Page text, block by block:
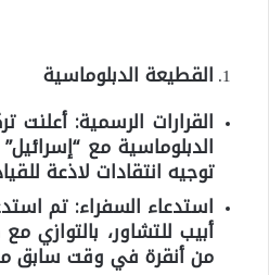
القطيعة الدبلوماسية
القرارات الرسمية: أعلنت
توجيه انتقادات لاذعة
استدعاء السفراء: تم
أبيب للتشاور، بالتوازي
من أنقرة في وقت سابق